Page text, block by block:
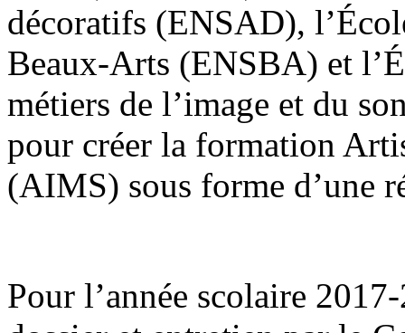
décoratifs (ENSAD),
Beaux-Arts (ENSBA) et
métiers de l’image et du
pour créer la formation
(AIMS) sous forme d’une
Pour l’année scolaire